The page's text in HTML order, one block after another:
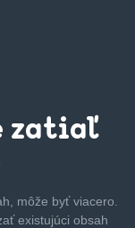
zatiaľ
môže byťviacero.
existujúci obsah